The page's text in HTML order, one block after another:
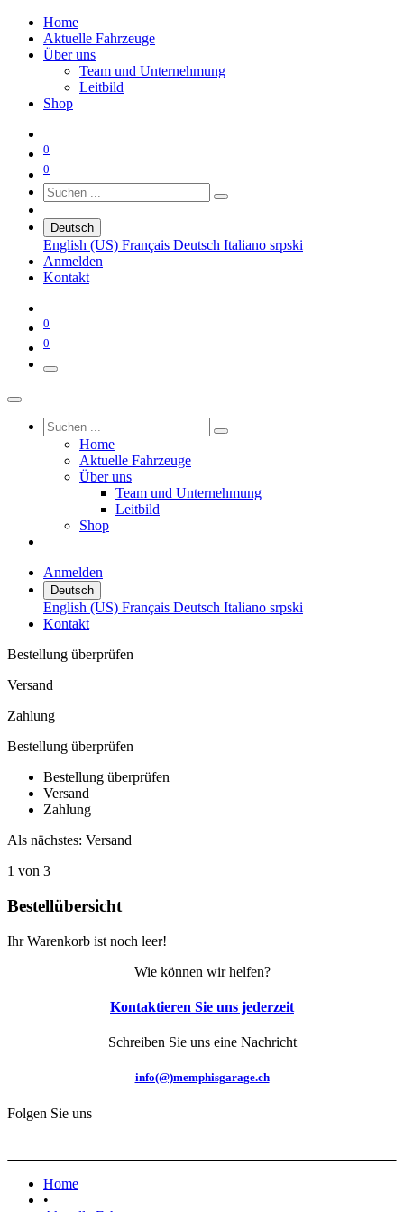
Home
Aktuelle Fahrzeuge
Über uns
Team und Unternehmung
Leitbild
Shop
0
0
Deutsch
English (US) Français Deutsch Italiano srpski
Anmelden
Kontakt
0
0
Home
Aktuelle Fahrzeuge
Über uns
Team und Unternehmung
Leitbild
Shop
Anmelden
Deutsch
English (US) Français Deutsch Italiano srpski
Kontakt
Bestellung überprüfen
Versand
Zahlung
Bestellung überprüfen
Bestellung überprüfen
Versand
Zahlung
Als nächstes: Versand
1 von 3
Bestellübersicht
Ihr Warenkorb ist noch leer!
Wie können wir helfen?
Kontaktieren Sie uns jederzeit
Schreiben Sie uns eine Nachricht
info(@)memphisgarage.ch
Folgen Sie uns
Home
•